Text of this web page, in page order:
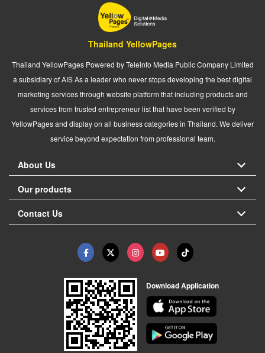
Thailand YellowPages
Thailand YellowPages Powered by Teleinfo Media Public Company Limited
a subsidiary of AIS As a leader who never stops developing the best digital
marketing services through website platform that including products and
services from trusted entrepreneur list that have been verified by
YellowPages and display on all business categories in Thailand. We deliver
service beyond expectation from professional team.
About Us
Our products
Contact Us
Download Application